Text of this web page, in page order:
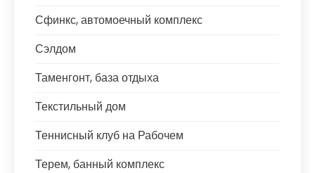
Сфинкс, автомоечный комплекс
Сэлдом
Таменгонт, база отдыха
Текстильный дом
Теннисный клуб на Рабочем
Терем, банный комплекс